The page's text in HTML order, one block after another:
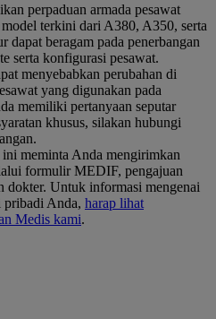
perpaduan armada pesawat
terkini dari A380, A350, serta
beragam pada penerbangan
serta konfigurasi pesawat.
menyebabkan perubahan di
yang digunakan pada
memiliki pertanyaan seputar
khusus, silakan hubungi
meminta Anda mengirimkan
formulir MEDIF, pengajuan
dokter. Untuk informasi mengenai
pribadi Anda, harap lihat
Medis kami.